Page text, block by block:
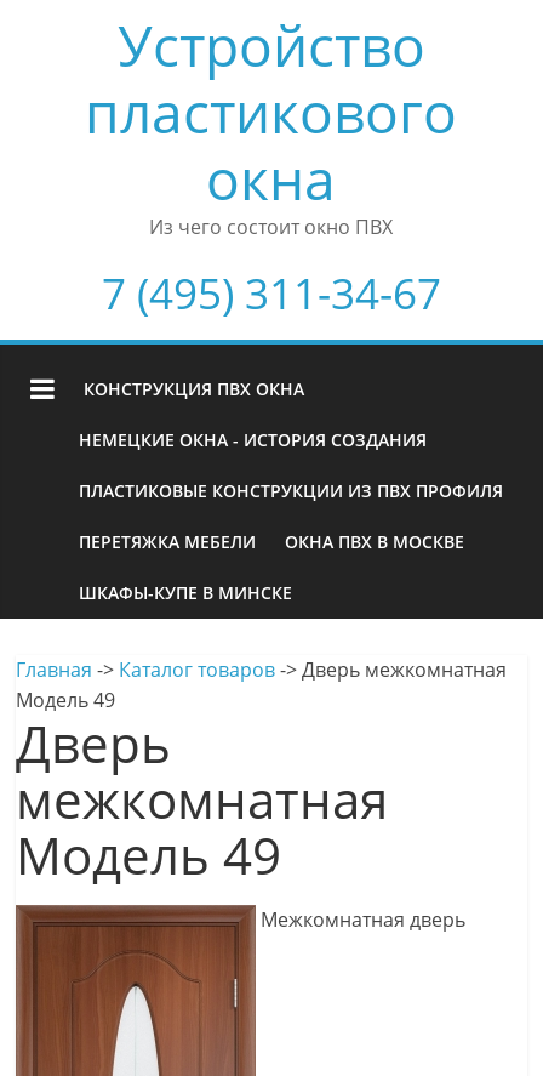
Устройство
пластикового
окна
Из чего состоит окно ПВХ
7 (495) 311-34-67
КОНСТРУКЦИЯ ПВХ ОКНА
НЕМЕЦКИЕ ОКНА - ИСТОРИЯ СОЗДАНИЯ
ПЛАСТИКОВЫЕ КОНСТРУКЦИИ ИЗ ПВХ ПРОФИЛЯ
ПЕРЕТЯЖКА МЕБЕЛИ ОКНА ПВХ В МОСКВЕ
ШКАФЫ-КУПЕ В МИНСКЕ
Главная -> Каталог товаров->Дверь межкомнатная
Модель 49
Дверь
межкомнатная
Модель 49
Межкомнатная дверь